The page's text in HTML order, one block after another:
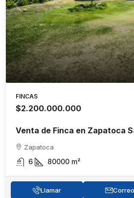
FINCAS
$2.200.000.000
Venta de Finca en Zapatoca
Zapatoca
6 80000 m²
Llamar Correo